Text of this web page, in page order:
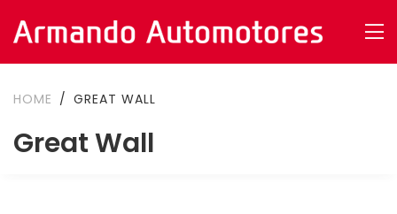
HOME GREAT WALL
Great Wall